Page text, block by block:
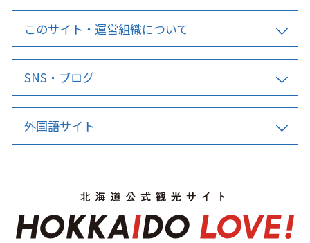
このサイト・運営組織について
SNS・ブログ
外国語サイト